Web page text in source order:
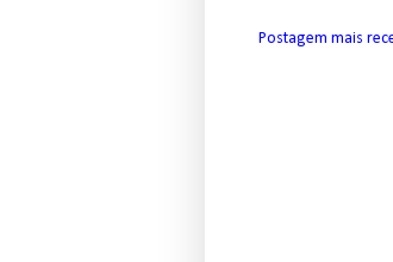
Postagem mais